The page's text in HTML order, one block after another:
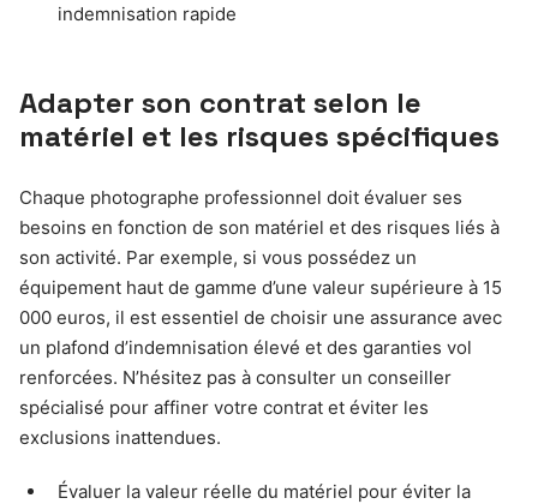
indemnisation rapide
Adapter son contrat selon le
matériel et les risques spécifiques
Chaque photographe professionnel doit évaluer ses
besoins en fonction de son matériel et des risques liés à
son activité. Par exemple, si vous possédez un
équipement haut de gamme d’une valeur supérieure à 15
000 euros, il est essentiel de choisir une assurance avec
un plafond d’indemnisation élevé et des garanties vol
renforcées. N’hésitez pas à consulter un conseiller
spécialisé pour affiner votre contrat et éviter les
exclusions inattendues.
Évaluer la valeur réelle du matériel pour éviter la